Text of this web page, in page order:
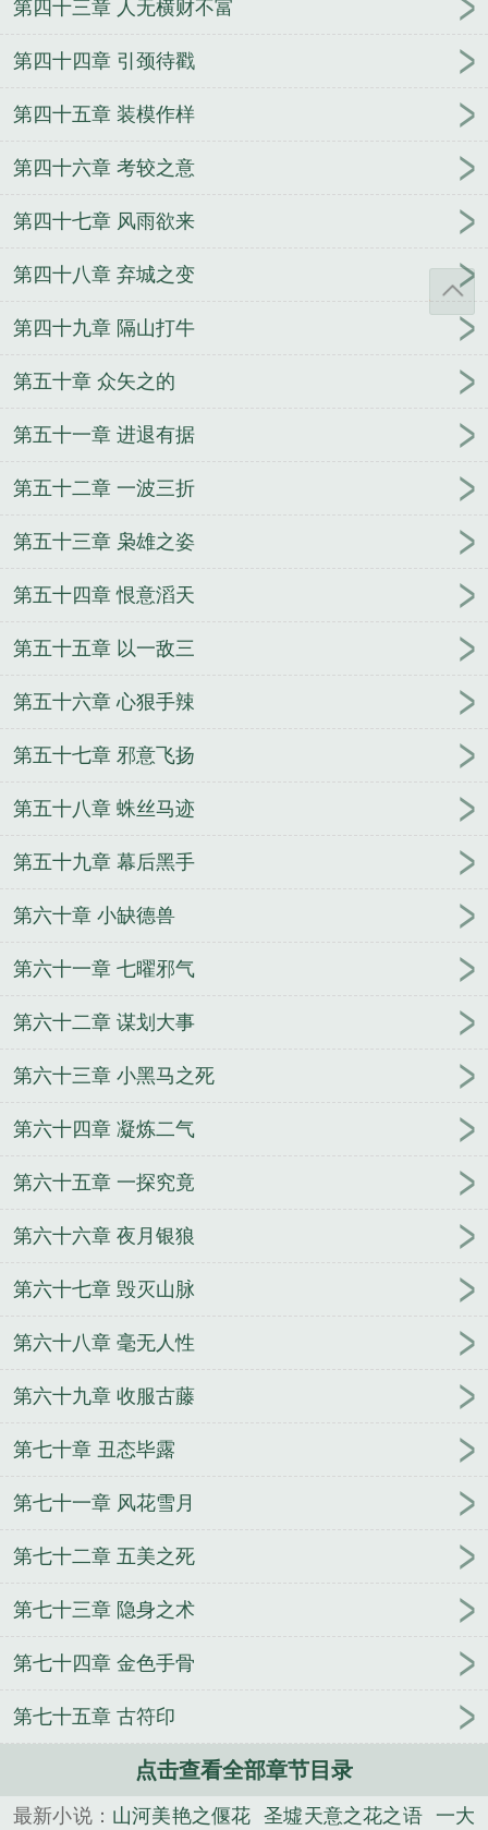
第四十三章 人无横财不富
第四十四章 引颈待戳
第四十五章 装模作样
第四十六章 考较之意
第四十七章 风雨欲来
第四十八章 弃城之变
第四十九章 隔山打牛
第五十章 众矢之的
第五十一章 进退有据
第五十二章 一波三折
第五十三章 枭雄之姿
第五十四章 恨意滔天
第五十五章 以一敌三
第五十六章 心狠手辣
第五十七章 邪意飞扬
第五十八章 蛛丝马迹
第五十九章 幕后黑手
第六十章 小缺德兽
第六十一章 七曜邪气
第六十二章 谋划大事
第六十三章 小黑马之死
第六十四章 凝炼二气
第六十五章 一探究竟
第六十六章 夜月银狼
第六十七章 毁灭山脉
第六十八章 毫无人性
第六十九章 收服古藤
第七十章 丑态毕露
第七十一章 风花雪月
第七十二章 五美之死
第七十三章 隐身之术
第七十四章 金色手骨
第七十五章 古符印
点击查看全部章节目录
最新小说： 山河美艳之偃花 圣墟天意之花之语 一大